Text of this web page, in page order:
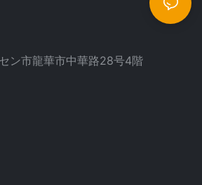
ン市龍華市中華路28号4階